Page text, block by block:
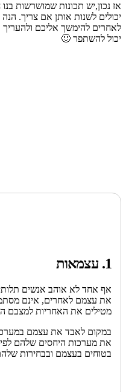
אז נכון,יש תכונות שמושרשות
לאחרים להימשך אליכם
יכול להשתפר 🙂
1. עצמאות
אף אחד לא אוהב אנשים
את עצמם לאחרים, אינם
מטילים את האחריות למצבם
במקום לאבד את עצמם
את מערכות היחסים שלהם
בטוחים בעצמם ובבחירות